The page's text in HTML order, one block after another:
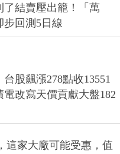
了結賣壓出籠！「萬
步回測5日線
股飆漲278點收13551
電改寫天價貢獻大盤182
這家大廠可能受惠，值